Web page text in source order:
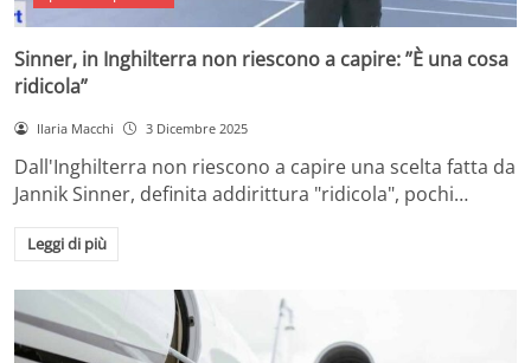
Sinner, in Inghilterra non riescono a capire: ”È una cosa
ridicola”
Ilaria Macchi 3 Dicembre 2025
Dall'Inghilterra non riescono a capire una scelta fatta da
Jannik Sinner, definita addirittura "ridicola", pochi…
Leggi di più